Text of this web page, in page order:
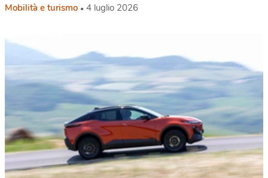
Mobilità e turismo 4 luglio 2026